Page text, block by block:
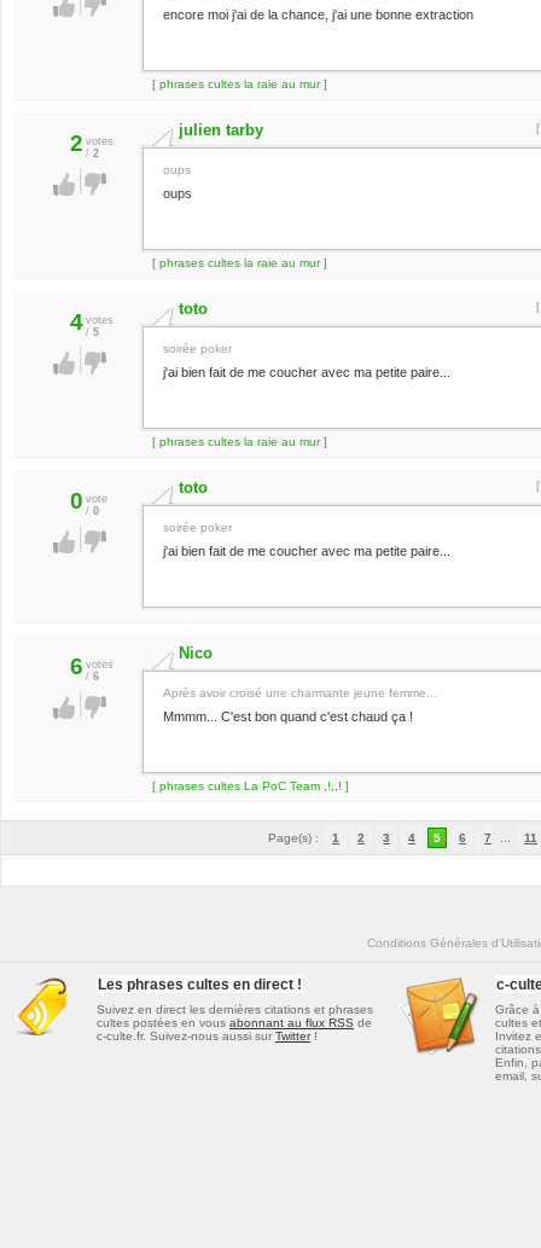
encore moi j'ai de la chance, j'ai une bonne extraction
[ phrases cultes la raie au mur ]
2 votes
/ 2
julien tarby
oups
oups
[ phrases cultes la raie au mur ]
4 votes
/ 5
toto
soirée poker
j'ai bien fait de me coucher avec ma petite paire...
[ phrases cultes la raie au mur ]
0 vote
/ 0
toto
soirée poker
j'ai bien fait de me coucher avec ma petite paire...
6 votes
/ 6
Nico
Après avoir croisé une charmante jeune femme...
Mmmm... C'est bon quand c'est chaud ça !
[ phrases cultes La PoC Team ,!,,! ]
Page(s) : 1 2 3 4 5 6 7 11
Conditions Générales
Les phrases cultes en direct !
Suivez en direct les dernières citations et phrases
cultes postées en vous abonnant au flux RSS de
c-culte.fr. Suivez-nous aussi sur Twitter!
c-
Grâce
cultes
Invitez
citations
Enfin,
email,